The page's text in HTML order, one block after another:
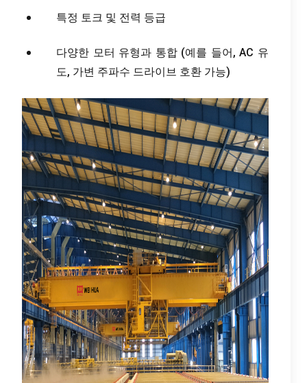
특정 토크 및 전력 등급
다양한 모터 유형과 통합 (예를 들어, AC 유
도, 가변 주파수 드라이브 호환 가능)